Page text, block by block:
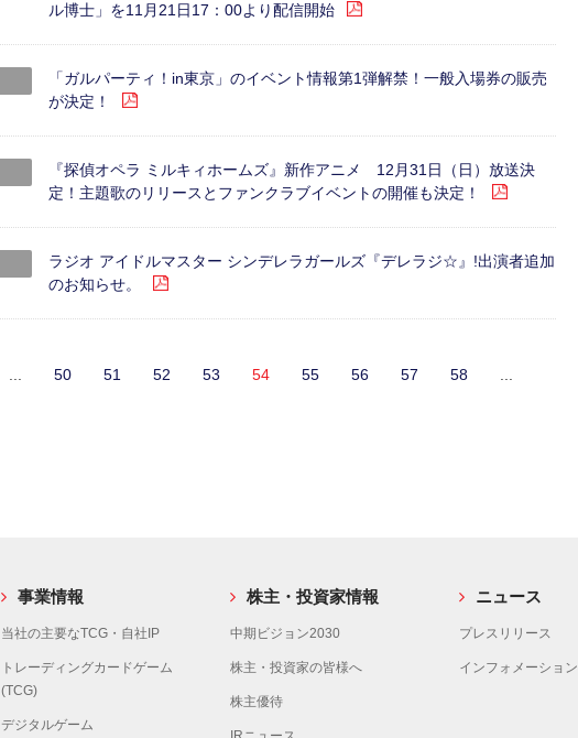
ル博士」を11月21日17：00より配信開始
「ガルパーティ！in東京」のイベント情報第1弾解禁！一般入場券の販売
が決定！
『探偵オペラ ミルキィホームズ』新作アニメ 12月31日（日）放送決
定！主題歌のリリースとファンクラブイベントの開催も決定！
ラジオ アイドルマスター シンデレラガールズ『デレラジ☆』!出演者追加
のお知らせ。
50 51 52 53 54 55 56 57 58
事業情報
当社の主要なTCG・自社IP
トレーディングカードゲーム
(TCG)
デジタルゲーム
株主・投資家情報
中期ビジョン2030
株主・投資家の皆様へ
株主優待
ニュース
プレスリリース
インフォメーション